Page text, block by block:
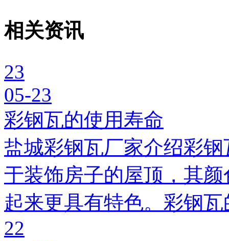
相关资讯
23
05-23
彩钢瓦的使用寿命
盐城彩钢瓦厂家介绍彩
于装饰房子的屋顶，其
起来更具有特色。彩钢
22